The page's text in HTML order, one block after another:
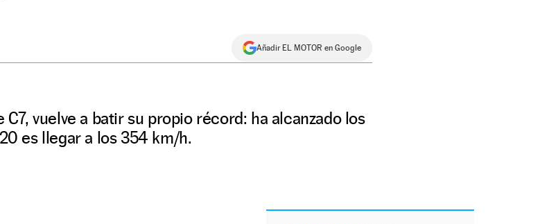
Añadir EL MOTOR en Google
vuelve a batir su propio récord: ha alcanzado los
es llegar a los 354 km/h.